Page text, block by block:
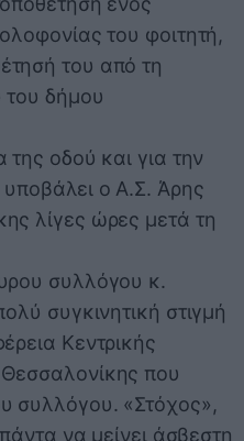
του φοιτητή,
του από τη
του δήμου
της οδού και για την
υποβάλει ο Α.Σ. Άρης
λίγες ώρες μετά τη
συλλόγου κ.
συγκινητική στιγμή
Κεντρικής
που
συλλόγου. «Στόχος»,
να μείνει άσβεστη